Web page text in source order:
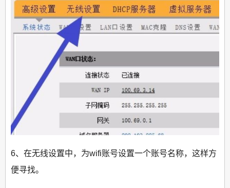
6、在无线设置中，为wifi账号设置一个账号名称，这样方
便寻找。